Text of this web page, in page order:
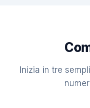
Inizia in tre